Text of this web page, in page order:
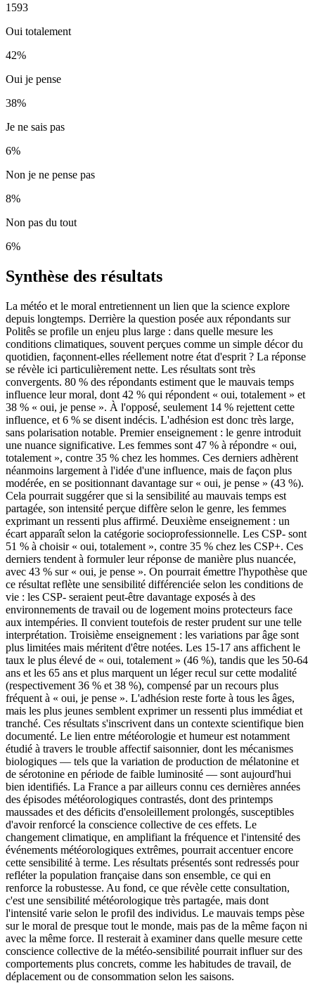
1593
Oui totalement
42%
Oui je pense
38%
Je ne sais pas
6%
Non je ne pense pas
8%
Non pas du tout
6%
Synthèse des résultats
La météo et le moral entretiennent un lien que la science explore
depuis longtemps. Derrière la question posée aux répondants sur
Politês se profile un enjeu plus large : dans quelle mesure les
conditions climatiques, souvent perçues comme un simple décor du
quotidien, façonnent-elles réellement notre état d'esprit ? La réponse
se révèle ici particulièrement nette. Les résultats sont très
convergents. 80 % des répondants estiment que le mauvais temps
influence leur moral, dont 42 % qui répondent « oui, totalement » et
38 % « oui, je pense ». À l'opposé, seulement 14 % rejettent cette
influence, et 6 % se disent indécis. L'adhésion est donc très large,
sans polarisation notable. Premier enseignement : le genre introduit
une nuance significative. Les femmes sont 47 % à répondre « oui,
totalement », contre 35 % chez les hommes. Ces derniers adhèrent
néanmoins largement à l'idée d'une influence, mais de façon plus
modérée, en se positionnant davantage sur « oui, je pense » (43 %).
Cela pourrait suggérer que si la sensibilité au mauvais temps est
partagée, son intensité perçue diffère selon le genre, les femmes
exprimant un ressenti plus affirmé. Deuxième enseignement : un
écart apparaît selon la catégorie socioprofessionnelle. Les CSP- sont
51 % à choisir « oui, totalement », contre 35 % chez les CSP+. Ces
derniers tendent à formuler leur réponse de manière plus nuancée,
avec 43 % sur « oui, je pense ». On pourrait émettre l'hypothèse que
ce résultat reflète une sensibilité différenciée selon les conditions de
vie : les CSP- seraient peut-être davantage exposés à des
environnements de travail ou de logement moins protecteurs face
aux intempéries. Il convient toutefois de rester prudent sur une telle
interprétation. Troisième enseignement : les variations par âge sont
plus limitées mais méritent d'être notées. Les 15-17 ans affichent le
taux le plus élevé de « oui, totalement » (46 %), tandis que les 50-64
ans et les 65 ans et plus marquent un léger recul sur cette modalité
(respectivement 36 % et 38 %), compensé par un recours plus
fréquent à « oui, je pense ». L'adhésion reste forte à tous les âges,
mais les plus jeunes semblent exprimer un ressenti plus immédiat et
tranché. Ces résultats s'inscrivent dans un contexte scientifique bien
documenté. Le lien entre météorologie et humeur est notamment
étudié à travers le trouble affectif saisonnier, dont les mécanismes
biologiques — tels que la variation de production de mélatonine et
de sérotonine en période de faible luminosité — sont aujourd'hui
bien identifiés. La France a par ailleurs connu ces dernières années
des épisodes météorologiques contrastés, dont des printemps
maussades et des déficits d'ensoleillement prolongés, susceptibles
d'avoir renforcé la conscience collective de ces effets. Le
changement climatique, en amplifiant la fréquence et l'intensité des
événements météorologiques extrêmes, pourrait accentuer encore
cette sensibilité à terme. Les résultats présentés sont redressés pour
refléter la population française dans son ensemble, ce qui en
renforce la robustesse. Au fond, ce que révèle cette consultation,
c'est une sensibilité météorologique très partagée, mais dont
l'intensité varie selon le profil des individus. Le mauvais temps pèse
sur le moral de presque tout le monde, mais pas de la même façon ni
avec la même force. Il resterait à examiner dans quelle mesure cette
conscience collective de la météo-sensibilité pourrait influer sur des
comportements plus concrets, comme les habitudes de travail, de
déplacement ou de consommation selon les saisons.